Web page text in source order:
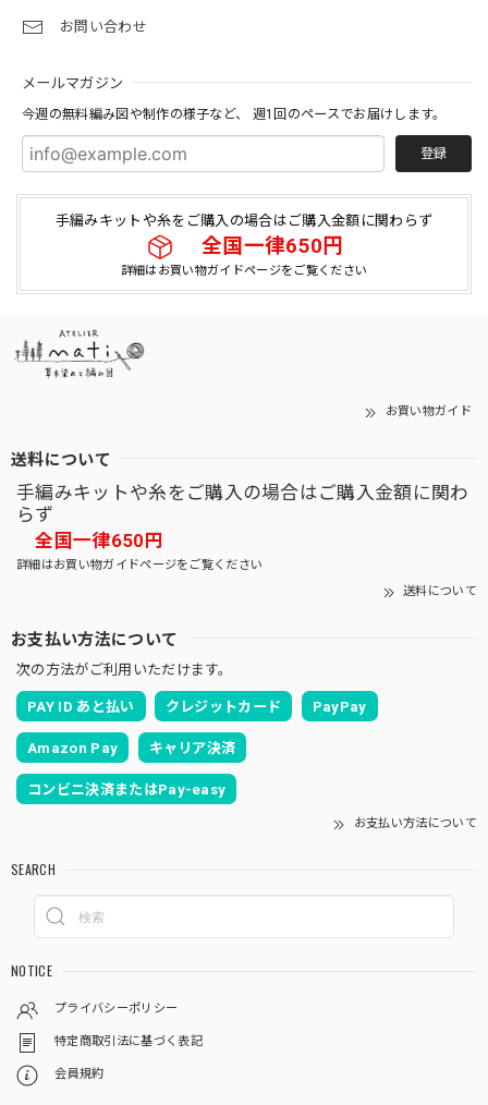
お問い合わせ
メールマガジン
今週の無料編み図や制作の様子など、 週1回のペースでお届けします。
登録
手編みキットや糸をご購入の場合はご購入金額に関わらず
全国一律650円
詳細はお買い物ガイドページをご覧ください
お買い物ガイド
送料について
手編みキットや糸をご購入の場合はご購入金額に関わ
らず
全国一律650円
詳細はお買い物ガイドページをご覧ください
送料について
お支払い方法について
次の方法がご利用いただけます。
PAY ID あと払い クレジットカード PayPay
Amazon Pay キャリア決済
コンビニ決済またはPay-easy
お支払い方法について
SEARCH
NOTICE
プライバシーポリシー
特定商取引法に基づく表記
会員規約